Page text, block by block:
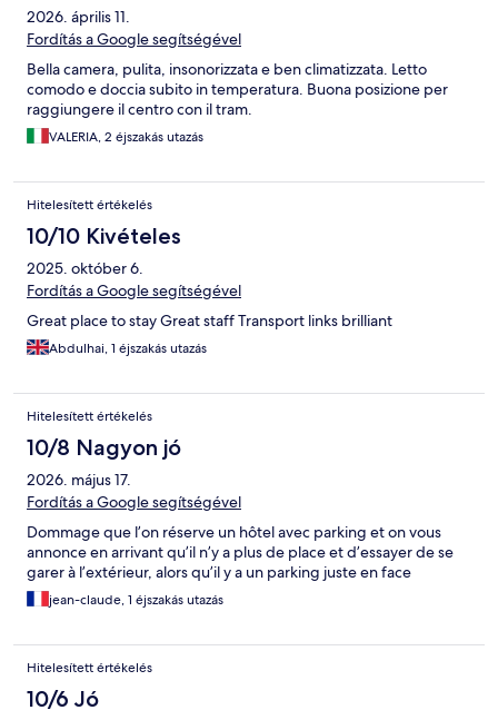
2026. április 11.
Fordítás a Google segítségével
Bella camera, pulita, insonorizzata e ben climatizzata. Letto
comodo e doccia subito in temperatura. Buona posizione per
raggiungere il centro con il tram.
VALERIA, 2 éjszakás utazás
Hitelesített értékelés
10/10 Kivételes
2025. október 6.
Fordítás a Google segítségével
Great place to stay Great staff Transport links brilliant
Abdulhai, 1 éjszakás utazás
Hitelesített értékelés
10/8 Nagyon jó
2026. május 17.
Fordítás a Google segítségével
Dommage que l’on réserve un hôtel avec parking et on vous
annonce en arrivant qu’il n’y a plus de place et d’essayer de se
garer à l’extérieur, alors qu’il y a un parking juste en face
jean-claude, 1 éjszakás utazás
Hitelesített értékelés
10/6 Jó